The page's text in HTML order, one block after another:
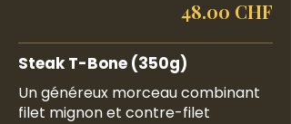
48.00 CHF
Steak T-Bone (350g)
Un généreux morceau combinant
filet mignon et contre-filet